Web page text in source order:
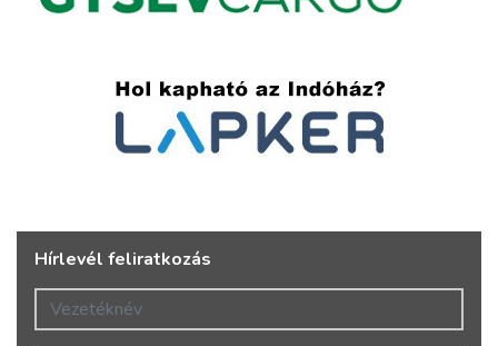
Hírlevél feliratkozás
Vezetéknév